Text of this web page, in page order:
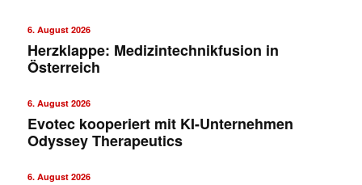
6. August 2026
Herzklappe: Medizintechnikfusion in
Österreich
6. August 2026
Evotec kooperiert mit KI-Unternehmen
Odyssey Therapeutics
6. August 2026